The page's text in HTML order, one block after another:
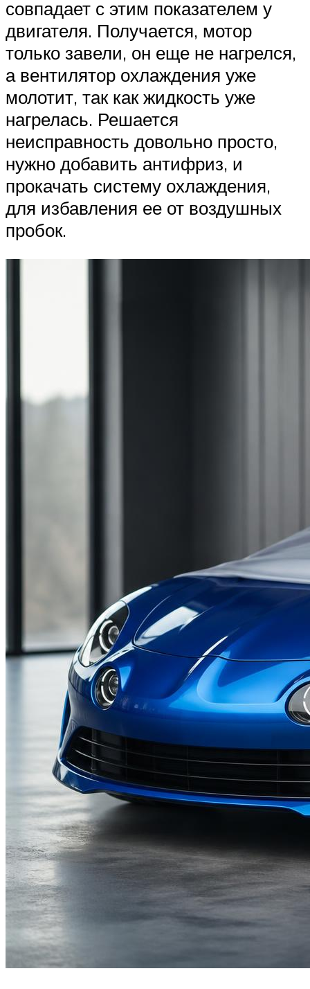
совпадает с этим показателем у
двигателя. Получается, мотор
только завели, он еще не нагрелся,
а вентилятор охлаждения уже
молотит, так как жидкость уже
нагрелась. Решается
неисправность довольно просто,
нужно добавить антифриз, и
прокачать систему охлаждения,
для избавления ее от воздушных
пробок.